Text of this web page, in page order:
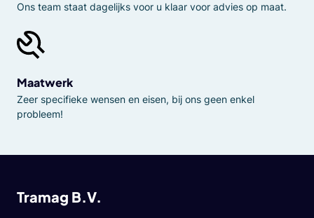
Ons team staat dagelijks voor u klaar voor advies op maat.
Maatwerk
Zeer specifieke wensen en eisen, bij ons geen enkel
probleem!
Tramag B.V.